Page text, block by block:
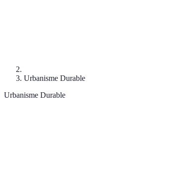
Urbanisme Durable
Urbanisme Durable